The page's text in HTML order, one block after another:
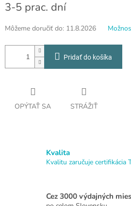
cena:
3-5 prac. dní
Môžeme doručiť do: 11.8.2026
Pridať do košíka
OPÝTAŤ SA STRÁŽIŤ
Kvalita
Kvalitu zaručuje certifikácia
Cez 3000 výdajných